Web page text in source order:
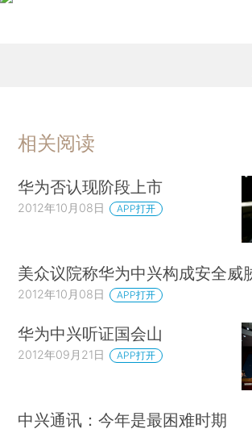
相关阅读
华为否认现阶段上市
2012年10月08日 APP打开
美众议院称华为中兴构成安全威
2012年10月08日 APP打开
华为中兴听证国会山
2012年09月21日 APP打开
中兴通讯：今年是最困难时期